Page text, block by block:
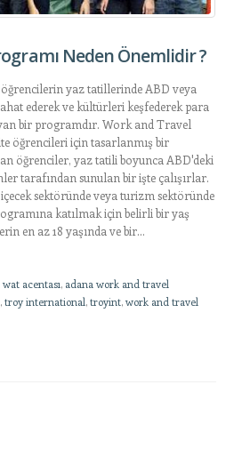
Neden Önemlidir ?
yaz tatillerinde ABD veya
ederek ve kültürleri keşfederek para
bir programdır. Work and Travel
öğrencileri için tasarlanmış bir
öğrenciler, yaz tatili boyunca ABD'deki
tarafından sunulan bir işte çalışırlar.
sektöründe veya turizm sektöründe
katılmak için belirli bir yaş
en az 18 yaşında ve bir...
acentası, adana work and travel
,troy international,troyint,work and travel